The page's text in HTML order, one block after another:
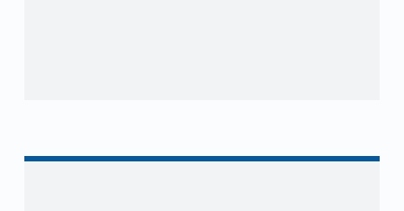
Rappresentazioni tabellari e